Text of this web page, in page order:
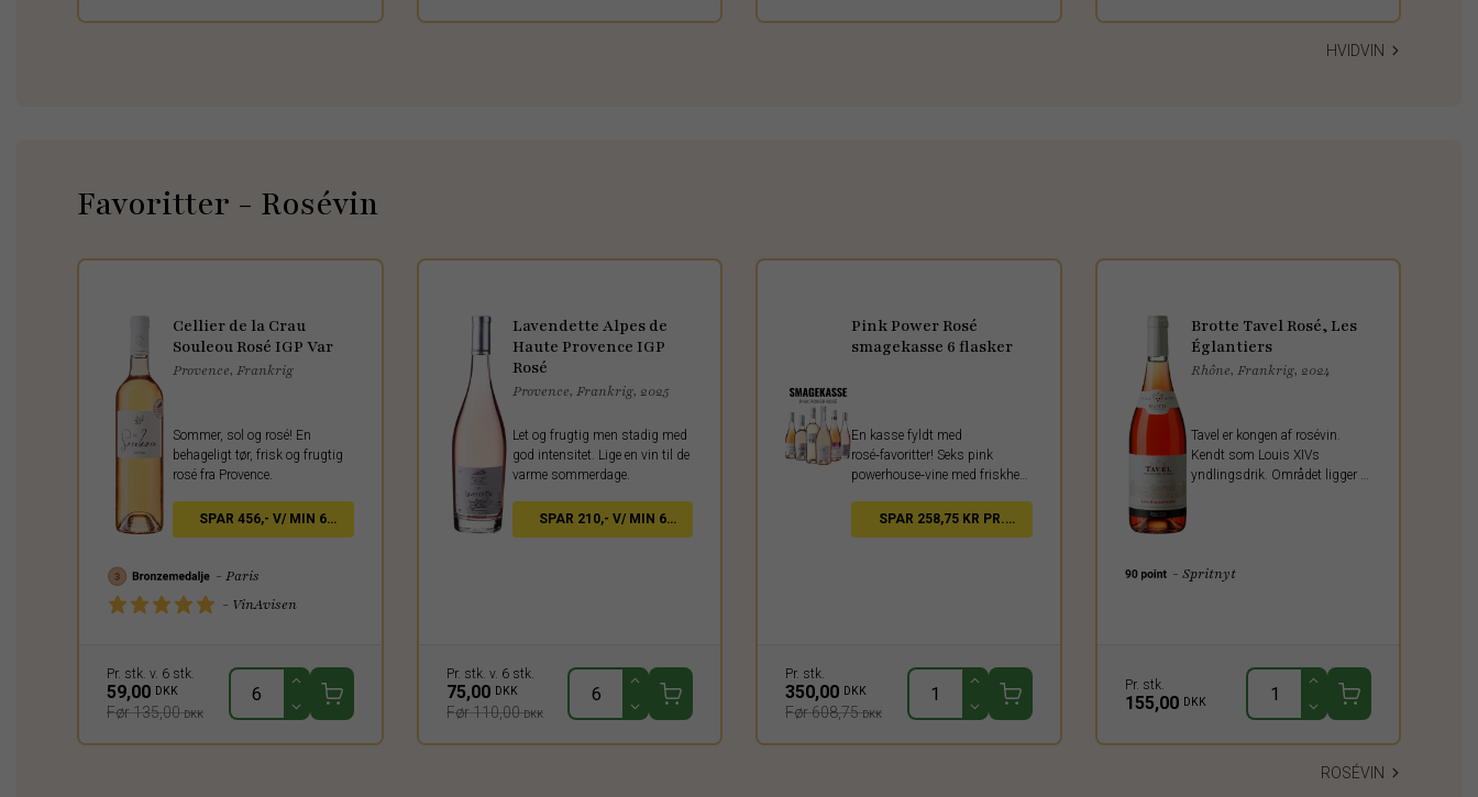
HVIDVIN
Favoritter - Rosévin
Cellier de la Crau
Souleou Rosé IGP Var
Provence, Frankrig
Sommer, sol og rosé! En
behageligt tør, frisk og frugtig
rosé fra Provence.
SPAR 456,- V/ MIN 6
FL.
- Paris
- VinAvisen
Pr. stk. v. 6 stk.
59,00 DKK
Før 135,00DKK
Lavendette Alpes de
Haute Provence IGP
Rosé
Provence, Frankrig, 2025
Let og frugtig men stadig med
god intensitet. Lige en vin til de
varme sommerdage.
SPAR 210,- V/ MIN 6
FL.
Pr. stk. v. 6 stk.
75,00 DKK
Før 110,00DKK
Pink Power Rosé
smagekasse 6 flasker
En kasse fyldt med
rosé‑favoritter! Seks pink
powerhouse‑vine med friskhed,
perfekte til sol, terrasse og lette
retter.
SPAR 258,75 KR PR.
KASSE
Pr. stk.
350,00 DKK
Før 608,75DKK
Brotte Tavel Rosé, Les
Églantiers
Rhône, Frankrig, 2024
Tavel er kongen af rosévin.
Kendt som Louis XIVs
yndlingsdrik. Området ligger i
- Spritnyt
Pr. stk.
155,00 DKK
ROSÉVIN